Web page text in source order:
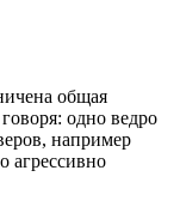
общая
одно ведро
например
агрессивно